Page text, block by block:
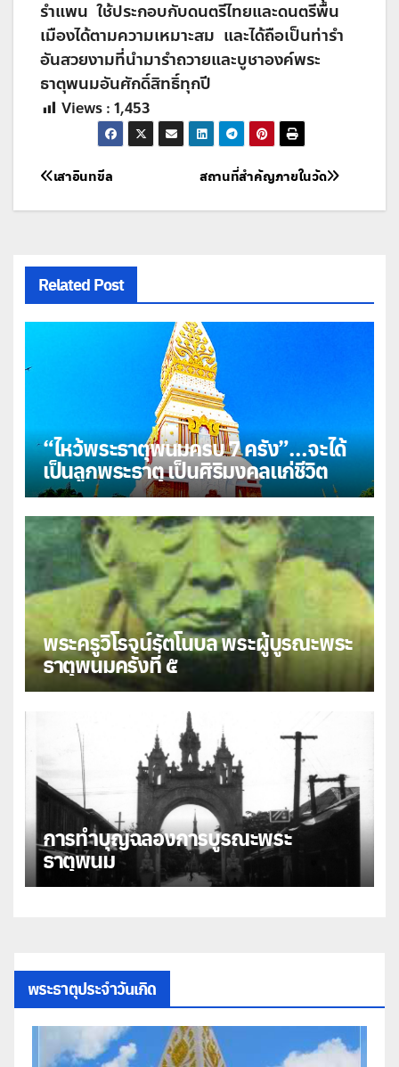
รำแพน ใช้ประกอบกับดนตรีไทยและดนตรีพื้น
เมืองได้ตามความเหมาะสม และได้ถือเป็นท่ารำ
อันสวยงามที่นำมารำถวายและบูชาองค์พระ
ธาตุพนมอันศักดิ์สิทธิ์ทุกปี
Views : 1,453
แนะแนว
เรื่อง
สถานที่สำคัญภายในวัด
เสาอินทขีล
Related Post
“ไหว้พระธาตุพนมครบ 7 ครั้ง”…จะได้
เป็นลูกพระธาตุ เป็นศิริมงคลแก่ชีวิต
พระครูวิโรจน์รัตโนบล พระผู้บูรณะพระ
ธาตุพนมครั้งที่ ๕
การทำบุญฉลองการบูรณะพระ
ธาตุพนม
พระธาตุประจำวันเกิด